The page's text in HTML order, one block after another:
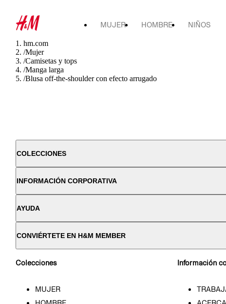
MUJER HOMBRE NIÑOS
hm.com
/Mujer
/Camisetas y tops
/Manga larga
/Blusa off-the-shoulder con efecto arrugado
COLECCIONES
INFORMACIÓN CORPORATIVA
AYUDA
CONVIÉRTETE EN H&M MEMBER
Colecciones
MUJER
Información